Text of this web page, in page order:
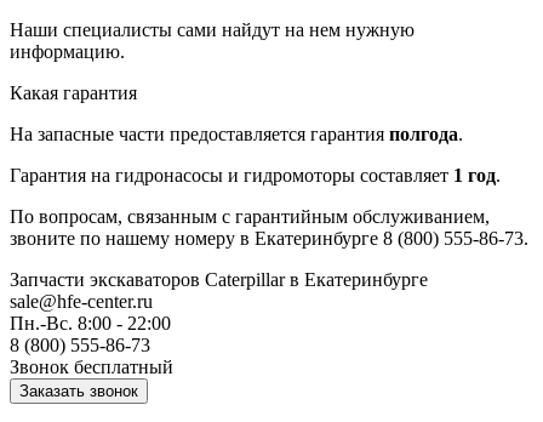
Наши специалисты сами найдут на нем нужную
информацию.
Какая гарантия
На запасные части предоставляется гарантия полгода.
Гарантия на гидронасосы и гидромоторы составляет 1 год.
По вопросам, связанным с гарантийным обслуживанием,
звоните по нашему номеру в Екатеринбурге 8 (800) 555-86-73.
Запчасти экскаваторов Caterpillarв Екатеринбурге
sale@hfe-center.ru
Пн.-Вс. 8:00 - 22:00
8 (800) 555-86-73
Звонок бесплатный